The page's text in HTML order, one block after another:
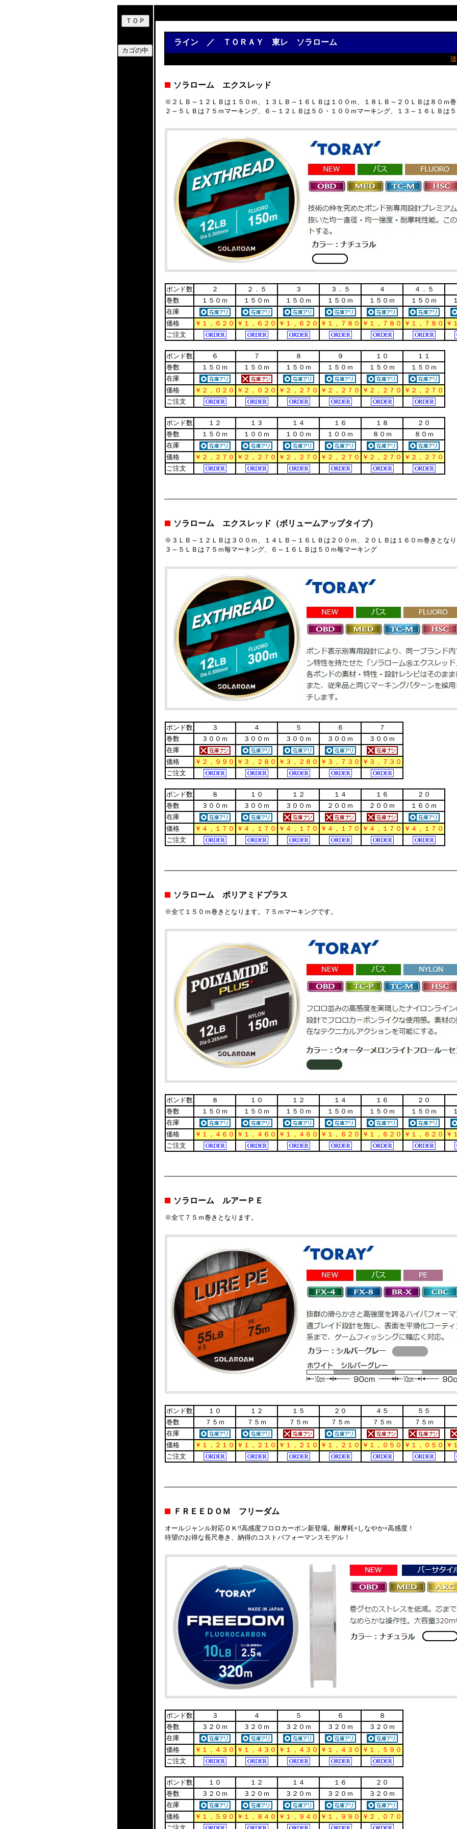
ライン ／ ＴＯＲＡＹ 東レ ソラローム
ソラローム エクスレッド
※２ＬＢ～１２ＬＢは１５０ｍ、１３ＬＢ～１６ＬＢは１００ｍ、１８ＬＢ～２０ＬＢは８０ｍ
２～５ＬＢは７５ｍマーキング、６～１２ＬＢは５０・１００ｍマーキング、１３～１６ＬＢは
ポンド数 ２ ２．５ ３ ３．５ ４
４．５
巻数
１５０ｍ １５０ｍ １５０ｍ １５０ｍ １５０ｍ １５０ｍ
在庫
価格
￥１，６２０ ￥１，６２０ ￥１，６２０ ￥１，７８０ ￥１，７８０ ￥１，７８０
￥
ご注文
ポンド数 ６ ７ ８ ９ １０
１１
巻数
１５０ｍ １５０ｍ １５０ｍ １５０ｍ １５０ｍ
１５０ｍ
在庫
価格
￥２，０２０ ￥２，０２０ ￥２，２７０ ￥２，２７０ ￥２，２７０
￥２，２７０
ご注文
ポンド数 １２ １３ １４ １６ １８
２０
巻数
１５０ｍ １００ｍ １００ｍ １００ｍ ８０ｍ
８０ｍ
在庫
価格
￥２，２７０ ￥２，２７０ ￥２，２７０ ￥２，２７０ ￥２，２７０
￥２，２７０
ご注文
ソラローム エクスレッド（ボリュームアップタイプ）
※３ＬＢ～１２ＬＢは３００ｍ、１４ＬＢ～１６ＬＢは２００ｍ、２０ＬＢは１６０ｍ巻きとな
３～５ＬＢは７５ｍ毎マーキング、６～１６ＬＢは５０ｍ毎マーキング
ポンド数 ３ ４ ５ ６
７
巻数
３００ｍ ３００ｍ ３００ｍ ３００ｍ
３００ｍ
在庫
価格
￥２，９９０ ￥３，２８０ ￥３，２８０ ￥３，７３０
￥３，７３０
ご注文
ポンド数 ８ １０ １２ １４ １６
２０
巻数
３００ｍ ３００ｍ ３００ｍ ２００ｍ ２００ｍ
１６０ｍ
在庫
価格
￥４，１７０ ￥４，１７０ ￥４，１７０ ￥４，１７０ ￥４，１７０
￥４，１７０
ご注文
ソラローム ポリアミドプラス
※全て１５０ｍ巻きとなります。７５ｍマーキングです。
ポンド数 ８ １０ １２ １４ １６
２０
巻数
１５０ｍ １５０ｍ １５０ｍ １５０ｍ １５０ｍ １５０ｍ
在庫
価格
￥１，４６０ ￥１，４６０ ￥１，４６０ ￥１，６２０ ￥１，６２０ ￥１，６２０
￥
ご注文
ソラローム ルアーＰＥ
※全て７５ｍ巻きとなります。
ポンド数 １０ １２ １５ ２０ ４５
５５
巻数
７５ｍ ７５ｍ ７５ｍ ７５ｍ ７５ｍ ７５ｍ
在庫
価格
￥１，２１０ ￥１，２１０ ￥１，２１０ ￥１，２１０ ￥１，０５０ ￥１，０５０
￥
ご注文
ＦＲＥＥＤＯＭ フリーダム
オールジャンル対応ＯＫ‼高感度フロロカーボン新登場。耐摩耗×しなやか×高感度！
待望のお得な長尺巻き、納得のコストパフォーマンスモデル！
ポンド数 ３ ４ ５ ６
８
巻数
３２０ｍ ３２０ｍ ３２０ｍ ３２０ｍ
３２０ｍ
在庫
価格
￥１，４３０ ￥１，４３０ ￥１，４３０ ￥１，４３０
￥１，５９０
ご注文
ポンド数 １０ １２ １４ １６
２０
巻数
３２０ｍ ３２０ｍ ３２０ｍ ３２０ｍ
３２０ｍ
在庫
価格
￥１，５９０ ￥１，８４０ ￥１，９４０ ￥１，９９０
￥２，０７０